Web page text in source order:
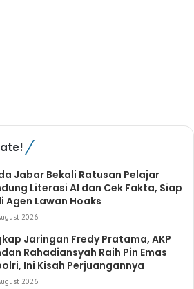
Jabar Bekali Ratusan Pelajar
Literasi AI dan Cek Fakta, Siap
Agen Lawan Hoaks
2026
Jaringan Fredy Pratama, AKP
Rahadiansyah Raih Pin Emas
Ini Kisah Perjuangannya
2026